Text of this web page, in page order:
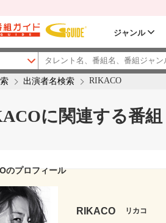
ジャンル
出演者名検索 RIKACO
に関連する番組
のプロフィール
RIKACO リカコ